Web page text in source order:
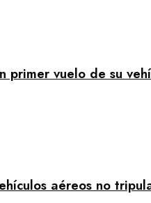
primer vuelo de su
aéreos no